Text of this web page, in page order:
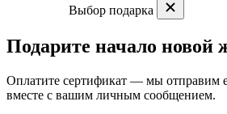
Выбор подарка
Подарите начало новой
Оплатите сертификат — мы отправим
вместе с вашим личным сообщением.